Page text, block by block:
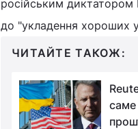
російським
до "укладення хороших
ЧИТАЙТЕ ТАКОЖ:
саме